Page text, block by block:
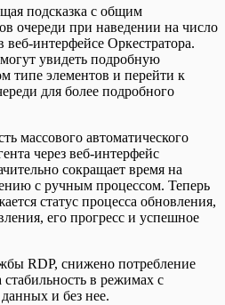
подсказка с общим
очереди при наведении на число
интерфейсе Оркестратора.
увидеть подробную
типе элементов и перейти к
для более подробного
массового автоматического
через веб-интерфейс
сокращает время на
с ручным процессом. Теперь
статус процесса обновления,
его прогресс и успешное
RDP, снижено потребление
в режимах с
и без нее.